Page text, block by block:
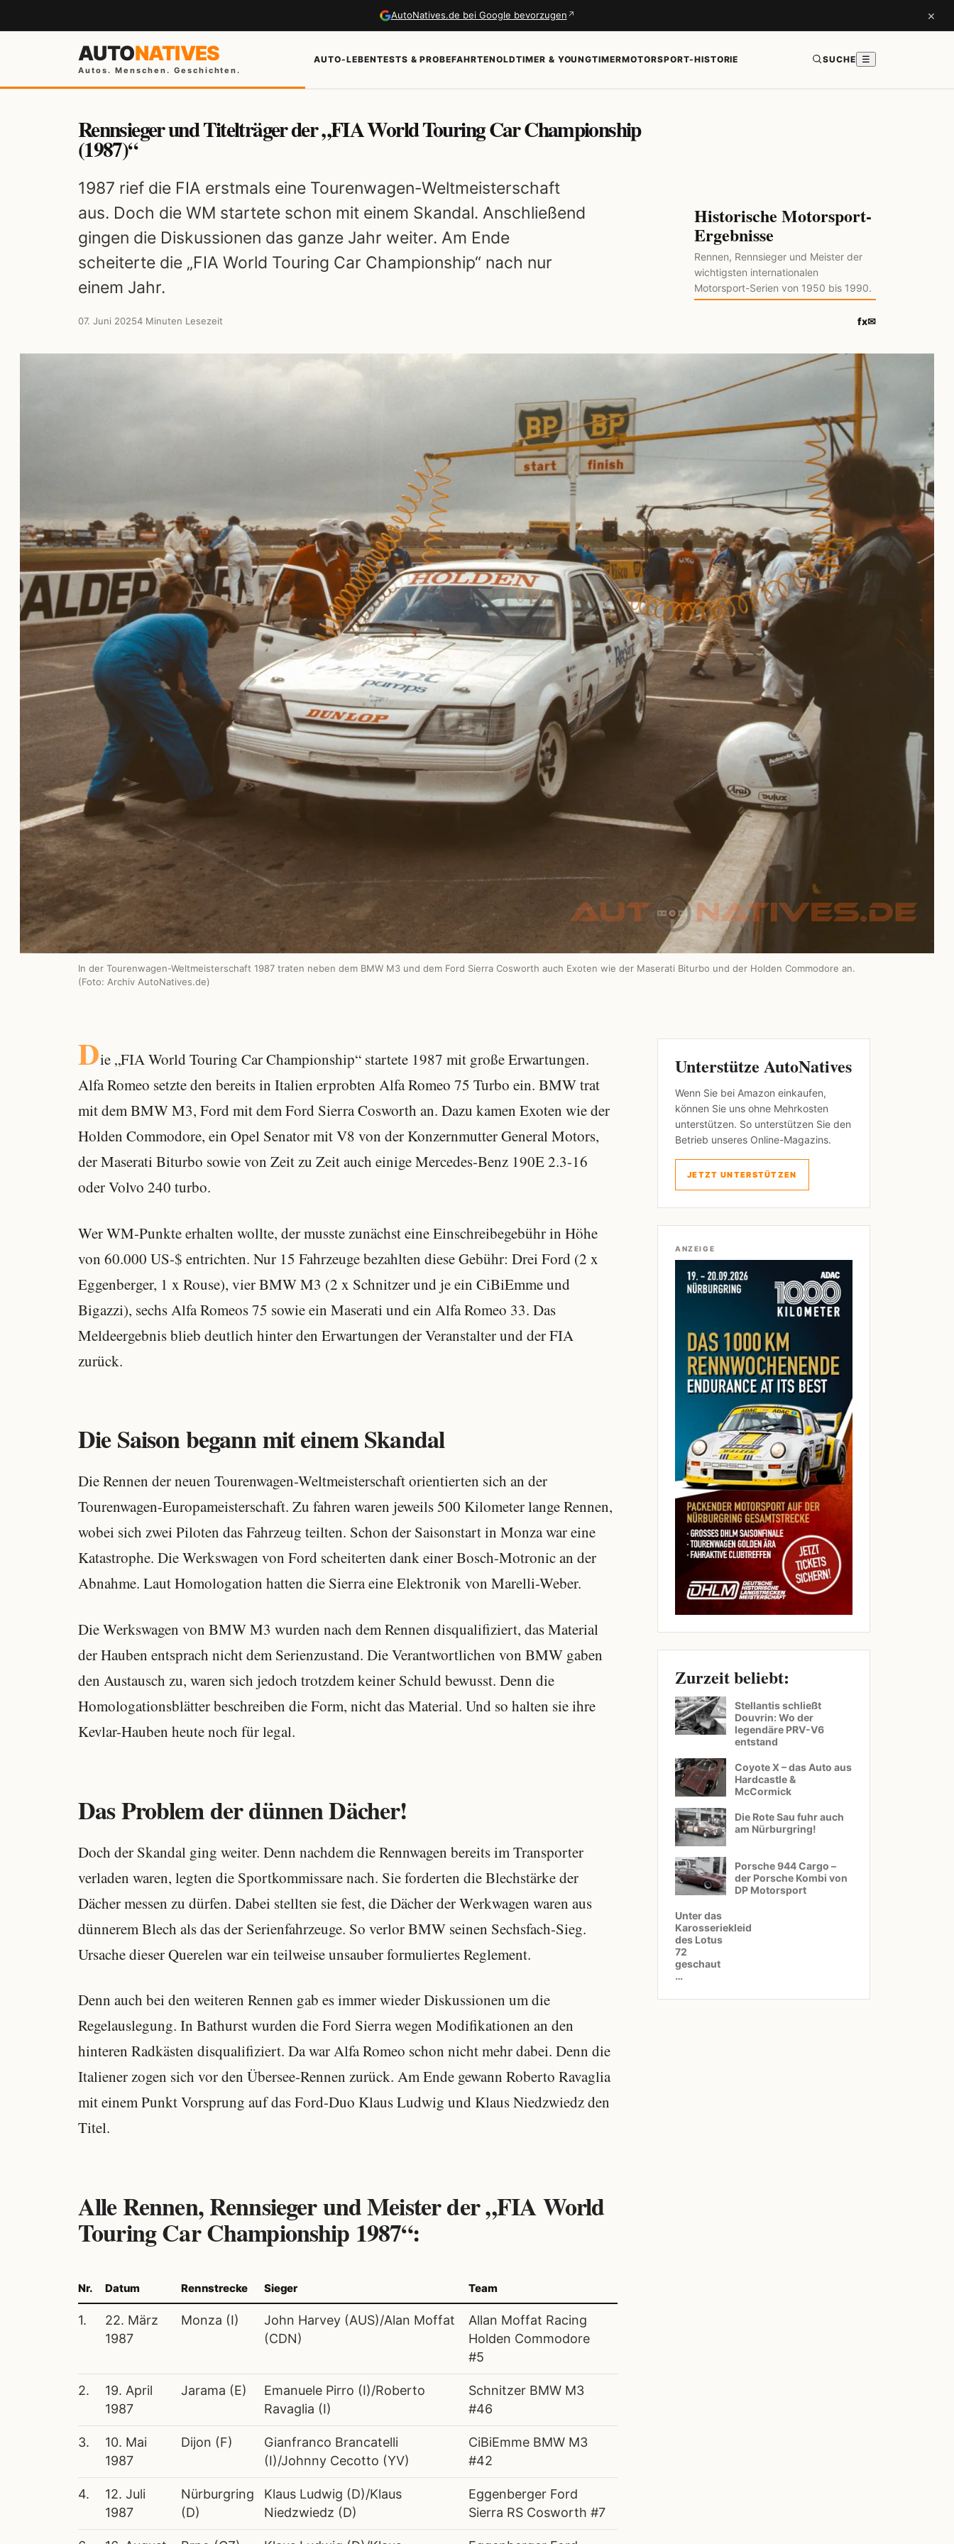
AutoNatives.de bei Google bevorzugen ↗ ×
AUTONATIVES
Autos. Menschen. Geschichten.
AUTO-LEBENTESTS & PROBEFAHRTENOLDTIMER & YOUNGTIMERMOTORSPORT-HISTORIE SUCHE ☰
Rennsieger und Titelträger der „FIA World Touring Car Championship
(1987)“
1987 rief die FIA erstmals eine Tourenwagen-Weltmeisterschaft
aus. Doch die WM startete schon mit einem Skandal. Anschließend
gingen die Diskussionen das ganze Jahr weiter. Am Ende
scheiterte die „FIA World Touring Car Championship“ nach nur
einem Jahr.
Historische Motorsport-
Ergebnisse
Rennen, Rennsieger und Meister der
wichtigsten internationalen
Motorsport-Serien von 1950 bis 1990.
07. Juni 20254 Minuten Lesezeit fx✉
In der Tourenwagen-Weltmeisterschaft 1987 traten neben dem BMW M3 und dem Ford Sierra Cosworth auch Exoten wie der Maserati Biturbo und der Holden Commodore an.
(Foto: Archiv AutoNatives.de)
Die „FIA World Touring Car Championship“ startete 1987 mit große Erwartungen.
Alfa Romeo setzte den bereits in Italien erprobten Alfa Romeo 75 Turbo ein. BMW trat
mit dem BMW M3, Ford mit dem Ford Sierra Cosworth an. Dazu kamen Exoten wie der
Holden Commodore, ein Opel Senator mit V8 von der Konzernmutter General Motors,
der Maserati Biturbo sowie von Zeit zu Zeit auch einige Mercedes-Benz 190E 2.3-16
oder Volvo 240 turbo.
Wer WM-Punkte erhalten wollte, der musste zunächst eine Einschreibegebühr in Höhe
von 60.000 US-$ entrichten. Nur 15 Fahrzeuge bezahlten diese Gebühr: Drei Ford (2 x
Eggenberger, 1 x Rouse), vier BMW M3 (2 x Schnitzer und je ein CiBiEmme und
Bigazzi), sechs Alfa Romeos 75 sowie ein Maserati und ein Alfa Romeo 33. Das
Meldeergebnis blieb deutlich hinter den Erwartungen der Veranstalter und der FIA
zurück.
Die Saison begann mit einem Skandal
Die Rennen der neuen Tourenwagen-Weltmeisterschaft orientierten sich an der
Tourenwagen-Europameisterschaft. Zu fahren waren jeweils 500 Kilometer lange Rennen,
wobei sich zwei Piloten das Fahrzeug teilten. Schon der Saisonstart in Monza war eine
Katastrophe. Die Werkswagen von Ford scheiterten dank einer Bosch-Motronic an der
Abnahme. Laut Homologation hatten die Sierra eine Elektronik von Marelli-Weber.
Die Werkswagen von BMW M3 wurden nach dem Rennen disqualifiziert, das Material
der Hauben entsprach nicht dem Serienzustand. Die Verantwortlichen von BMW gaben
den Austausch zu, waren sich jedoch trotzdem keiner Schuld bewusst. Denn die
Homologationsblätter beschreiben die Form, nicht das Material. Und so halten sie ihre
Kevlar-Hauben heute noch für legal.
Das Problem der dünnen Dächer!
Doch der Skandal ging weiter. Denn nachdem die Rennwagen bereits im Transporter
verladen waren, legten die Sportkommissare nach. Sie forderten die Blechstärke der
Dächer messen zu dürfen. Dabei stellten sie fest, die Dächer der Werkwagen waren aus
dünnerem Blech als das der Serienfahrzeuge. So verlor BMW seinen Sechsfach-Sieg.
Ursache dieser Querelen war ein teilweise unsauber formuliertes Reglement.
Denn auch bei den weiteren Rennen gab es immer wieder Diskussionen um die
Regelauslegung. In Bathurst wurden die Ford Sierra wegen Modifikationen an den
hinteren Radkästen disqualifiziert. Da war Alfa Romeo schon nicht mehr dabei. Denn die
Italiener zogen sich vor den Übersee-Rennen zurück. Am Ende gewann Roberto Ravaglia
mit einem Punkt Vorsprung auf das Ford-Duo Klaus Ludwig und Klaus Niedzwiedz den
Titel.
Alle Rennen, Rennsieger und Meister der „FIA World
Touring Car Championship 1987“:
Nr. Datum Rennstrecke Sieger Team
1.
22. März
1987
Monza (I)
John Harvey (AUS)/Alan Moffat
(CDN)
Allan Moffat Racing
Holden Commodore
#5
2.
19. April
1987
Jarama (E)
Emanuele Pirro (I)/Roberto
Ravaglia (I)
Schnitzer BMW M3
#46
3.
10. Mai
1987
Dijon (F)
Gianfranco Brancatelli
(I)/Johnny Cecotto (YV)
CiBiEmme BMW M3
#42
4.
12. Juli
1987
Nürburgring
(D)
Klaus Ludwig (D)/Klaus
Niedzwiedz (D)
Eggenberger Ford
Sierra RS Cosworth #7
Unterstütze AutoNatives
Wenn Sie bei Amazon einkaufen,
können Sie uns ohne Mehrkosten
unterstützen. So unterstützen Sie den
Betrieb unseres Online-Magazins.
JETZT UNTERSTÜTZEN
ANZEIGE
Zurzeit beliebt:
Stellantis schließt
Douvrin: Wo der
legendäre PRV-V6
entstand
Coyote X – das Auto aus
Hardcastle &
McCormick
Die Rote Sau fuhr auch
am Nürburgring!
Porsche 944 Cargo –
der Porsche Kombi von
DP Motorsport
Unter das
Karosseriekleid
des Lotus
72
geschaut
…